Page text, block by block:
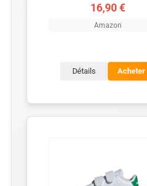
16,90 €
Amazon
Détails Acheter